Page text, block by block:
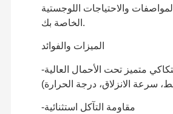
المواصفات والاحتياجات اللوجستية
الخاصة بك.
الميزات والفوائد
-أداء احتكاكي متميز تحت الأحمال العالية